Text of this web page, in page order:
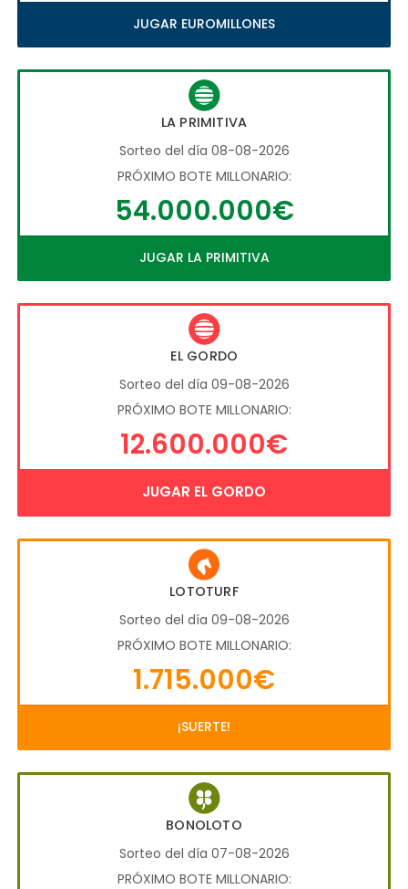
JUGAR EUROMILLONES
LA PRIMITIVA
Sorteo del día 08-08-2026
PRÓXIMO BOTE MILLONARIO:
54.000.000€
JUGAR LA PRIMITIVA
EL GORDO
Sorteo del día 09-08-2026
PRÓXIMO BOTE MILLONARIO:
12.600.000€
JUGAR EL GORDO
LOTOTURF
Sorteo del día 09-08-2026
PRÓXIMO BOTE MILLONARIO:
1.715.000€
¡SUERTE!
BONOLOTO
Sorteo del día 07-08-2026
PRÓXIMO BOTE MILLONARIO: